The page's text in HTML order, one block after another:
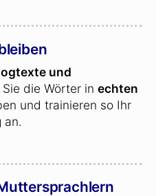
und
die Wörter in echten
und trainieren so Ihr
an.